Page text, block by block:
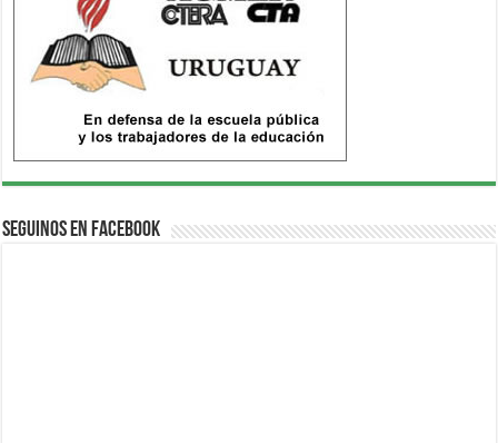
Seguinos en Facebook